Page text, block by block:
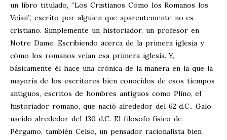
un libro titulado, “Los Cristianos Como los Romanos los
Veían”, escrito por alguien que aparentemente no es
cristiano. Simplemente un historiador, un profesor en
Notre Dame. Escribiendo acerca de la primera iglesia y
cómo los romanos veían esa primera iglesia. Y,
básicamente él hace una crónica de la manera en la que la
mayoría de los escritores bien conocidos de esos tiempos
antiguos, escritos de hombres antiguos como Plino, el
historiador romano, que nació alrededor del 62 d.C.. Galo,
nacido alrededor del 130 d.C. El filosofo físico de
Pérgamo, también Celso, un pensador racionalista bien